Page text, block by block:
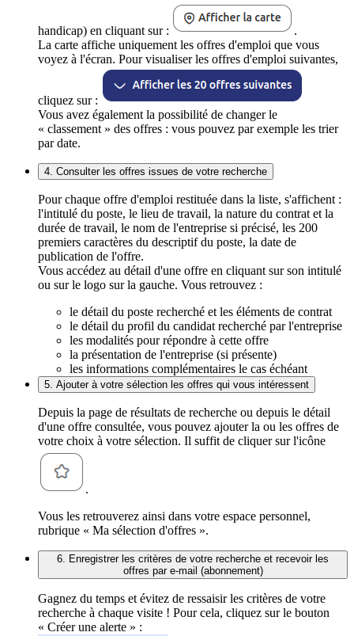
handicap) en cliquant sur :
.
La carte affiche uniquement les offres d'emploi que vous
voyez à l'écran. Pour visualiser les offres d'emploi suivantes,
cliquez sur :
Vous avez également la possibilité de changer le
« classement » des offres : vous pouvez par exemple les trier
par date.
4. Consulter les offres issues de votre recherche
Pour chaque offre d'emploi restituée dans la liste, s'affichent :
l'intitulé du poste, le lieu de travail, la nature du contrat et la
durée de travail, le nom de l'entreprise si précisé, les 200
premiers caractères du descriptif du poste, la date de
publication de l'offre.
Vous accédez au détail d'une offre en cliquant sur son intitulé
ou sur le logo sur la gauche. Vous retrouvez :
le détail du poste recherché et les éléments de contrat
le détail du profil du candidat recherché par l'entreprise
les modalités pour répondre à cette offre
la présentation de l'entreprise (si présente)
les informations complémentaires le cas échéant
5. Ajouter à votre sélection les offres qui vous intéressent
Depuis la page de résultats de recherche ou depuis le détail
d'une offre consultée, vous pouvez ajouter la ou les offres de
votre choix à votre sélection. Il suffit de cliquer sur l'icône
.
Vous les retrouverez ainsi dans votre espace personnel,
rubrique « Ma sélection d'offres ».
6. Enregistrer les critères de votre recherche et recevoir les
offres par e-mail (abonnement)
Gagnez du temps et évitez de ressaisir les critères de votre
recherche à chaque visite ! Pour cela, cliquez sur le bouton
« Créer une alerte » :